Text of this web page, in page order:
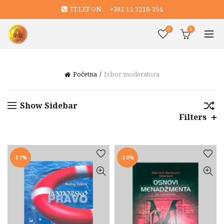
TELEFON: +381 11 3218-354
0 0
Početna Izbor moderatora
Show Sidebar
Filters
-17% -10%